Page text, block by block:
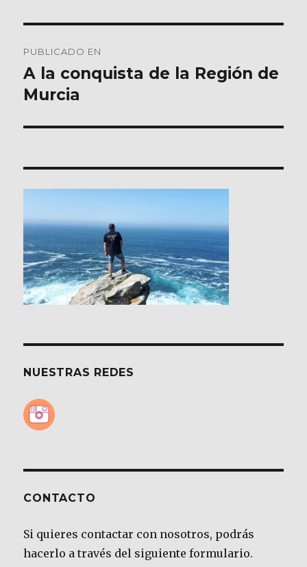
de
entradas
PUBLICADO EN
A la conquista de la Región de
Murcia
NUESTRAS REDES
CONTACTO
Si quieres contactar con nosotros, podrás
hacerlo a través del siguiente formulario.